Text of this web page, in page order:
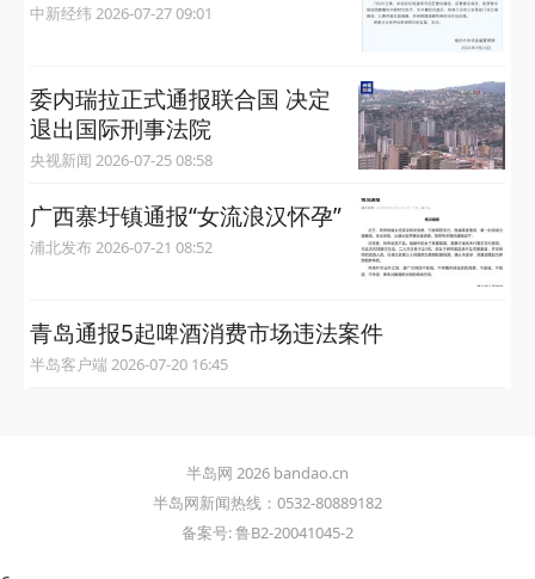
中新经纬 2026-07-27 09:01
委内瑞拉正式通报联合国 决定
退出国际刑事法院
央视新闻 2026-07-25 08:58
广西寨圩镇通报“女流浪汉怀孕”
浦北发布 2026-07-21 08:52
青岛通报5起啤酒消费市场违法案件
半岛客户端 2026-07-20 16:45
半岛网 2026 bandao.cn
半岛网新闻热线：0532-80889182
备案号: 鲁B2-20041045-2